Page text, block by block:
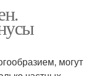
могут